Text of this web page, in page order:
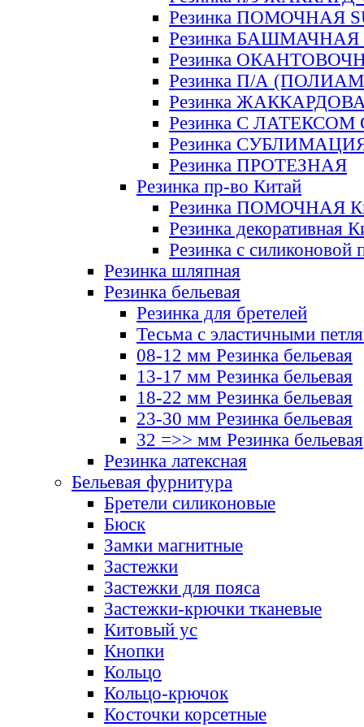
Резинка ПОМОЧНАЯ
Резинка БАШМАЧНАЯ
Резинка
Резинка П/А
Резинка
Резинка С ЛАТЕКСОМ
Резинка
Резинка ПРОТЕЗНАЯ
Резинка пр-во Китай
Резинка ПОМОЧНАЯ
Резинка декоративная
Резинка с силиконовой
Резинка шляпная
Резинка бельевая
Резинка для бретелей
Тесьма с эластичными
08-12 мм Резинка бельевая
13-17 мм Резинка бельевая
18-22 мм Резинка бельевая
23-30 мм Резинка бельевая
32 =>> мм Резинка бельевая
Резинка латексная
Бельевая фурнитура
Бретели силиконовые
Бюск
Замки магнитные
Застежки
Застежки для пояса
Застежки-крючки тканевые
Китовый ус
Кнопки
Кольцо
Кольцо-крючок
Косточки корсетные